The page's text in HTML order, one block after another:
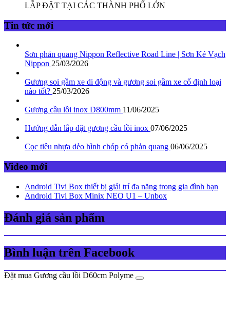
LẮP ĐẶT TẠI CÁC THÀNH PHỐ LỚN
Tin tức mới
Sơn phản quang Nippon Reflective Road Line | Sơn Kẻ Vạch
Nippon 25/03/2026
Gương soi gầm xe di động và gương soi gầm xe cố định loại
nào tốt? 25/03/2026
Gương cầu lồi inox D800mm 11/06/2025
Hướng dẫn lắp đặt gương cầu lồi inox 07/06/2025
Cọc tiêu nhựa dẻo hình chóp có phản quang 06/06/2025
Video mới
Android Tivi Box thiết bị giải trí đa năng trong gia đình bạn
Android Tivi Box Minix NEO U1 – Unbox
Đánh giá sản phẩm
Bình luận trên Facebook
Đặt mua Gương cầu lồi D60cm Polyme